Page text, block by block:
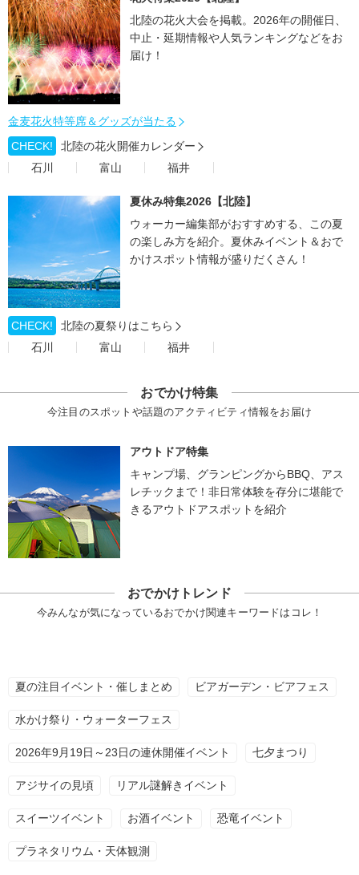
北陸の花火大会を掲載。2026年の開催日、
中止・延期情報や人気ランキングなどをお
届け！
金麦花火特等席＆グッズが当たる
CHECK!
北陸の花火開催カレンダー
石川
富山 福井
夏休み特集2026【北陸】
ウォーカー編集部がおすすめする、この夏
の楽しみ方を紹介。夏休みイベント＆おで
かけスポット情報が盛りだくさん！
CHECK!
北陸の夏祭りはこちら
石川
富山 福井
おでかけ特集
今注目のスポットや話題のアクティビティ情報をお届け
アウトドア特集
キャンプ場、グランピングからBBQ、アス
レチックまで！非日常体験を存分に堪能で
きるアウトドアスポットを紹介
おでかけトレンド
今みんなが気になっているおでかけ関連キーワードはコレ！
夏の注目イベント・催しまとめ ビアガーデン・ビアフェス
水かけ祭り・ウォーターフェス
2026年9月19日～23日の連休開催イベント 七夕まつり
アジサイの見頃 リアル謎解きイベント
スイーツイベント お酒イベント 恐竜イベント
プラネタリウム・天体観測